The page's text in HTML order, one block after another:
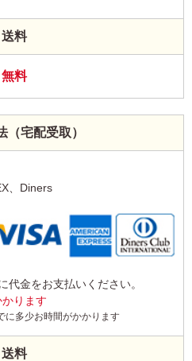
送料
無料
（宅配受取）
、Diners
代金をお支払いください。
ります
多少お時間がかかります
送料